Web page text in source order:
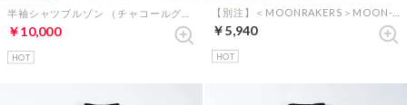
￥10,000
HOT
￥5,940
HOT